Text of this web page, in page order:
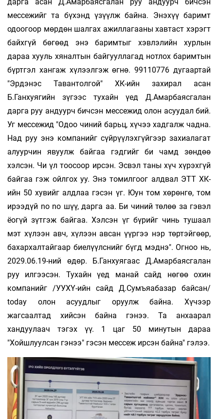
мессежийг та бүхэнд үзүүлж байна. Энэхүү баримт
одоогоор мөрдөн шалгах ажиллагааны хавтаст хэрэгт
байхгүй бөгөөд энэ баримтыг хэвлэлийн хурлын
дараа хууль хяналтын байгууллагад нотлох баримтын
бүртгэл хангаж хүлээлгэж өгнө. 99110776 дугаартай
"Эрдэнэс Тавантолгой" ХК-ийн захирал асан
Б.Ганхуягийн зүгээс тухайн үед Д.Амарбаясгалан
дарга руу андуурч бичсэн мессежид олон асуудал бий.
Уг мессежид "Одоо чиний барьц, хүчээ хадгалж чадна.
Над руу энэ компанийг сүйрүүлэхгүйгээр захиалагат
алуурчин явуулж байгаа гэдгийг би чамд зөндөө
хэлсэн. Чи үл тоосоор ирсэн. Эсвэл таны хүч хүрэхгүй
байгаа гэж ойлгох уу. Энэ томилгоог алдвал ЭТТ ХК-
ийн 50 хувийг алдлаа гэсэн үг. Юун том хөрөнгө, том
ирээдүй no no шүү, дарга аа. Би чиний төлөө за гэвэл
ёогүй зүтгэж байгаа. Хэлсэн үг бүрийг чинь тушаал
мэт хүлээн авч, хүлээн авсан үүргээ нэр төртэйгөөр,
бахархалтайгаар биелүүлснийг бүгд мэднэ". Огноо нь,
2029.06.19-ний өдөр. Б.Ганхуягаас Д.Амарбаясгалан
руу илгээсэн. Тухайн үед манай сайд нөгөө охин
компанийг /УУХҮ-ийн сайд Д.Сумъяабазар байсан/
today олон асуудлыг оруулж байна. Хүчээр
жагсаалтад хийсэн байна гэнээ. Та анхаарал
хандуулаач тэгэх үү. 1 цаг 50 минутын дараа
"Хойшлуулсан гэнээ" гэсэн мессеж ирсэн байна" гэлээ.